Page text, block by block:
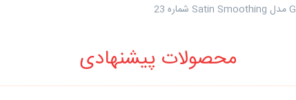
محصولات پیشنهادی